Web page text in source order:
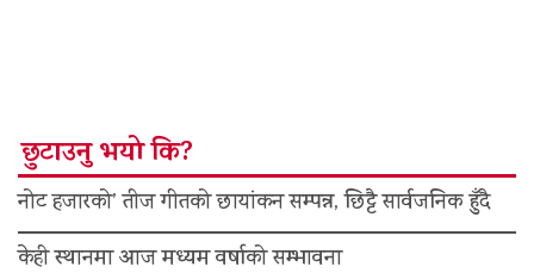
छुटाउनु भयो कि?
नोट हजारको’ तीज गीतको छायांकन सम्पन्न, छिट्टै सार्वजनिक हुँदै
केही स्थानमा आज मध्यम वर्षाको सम्भावना